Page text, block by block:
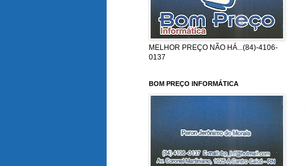
MELHOR PREÇO NÃO HÁ...(84)-4106-
0137
BOM PREÇO INFORMÁTICA